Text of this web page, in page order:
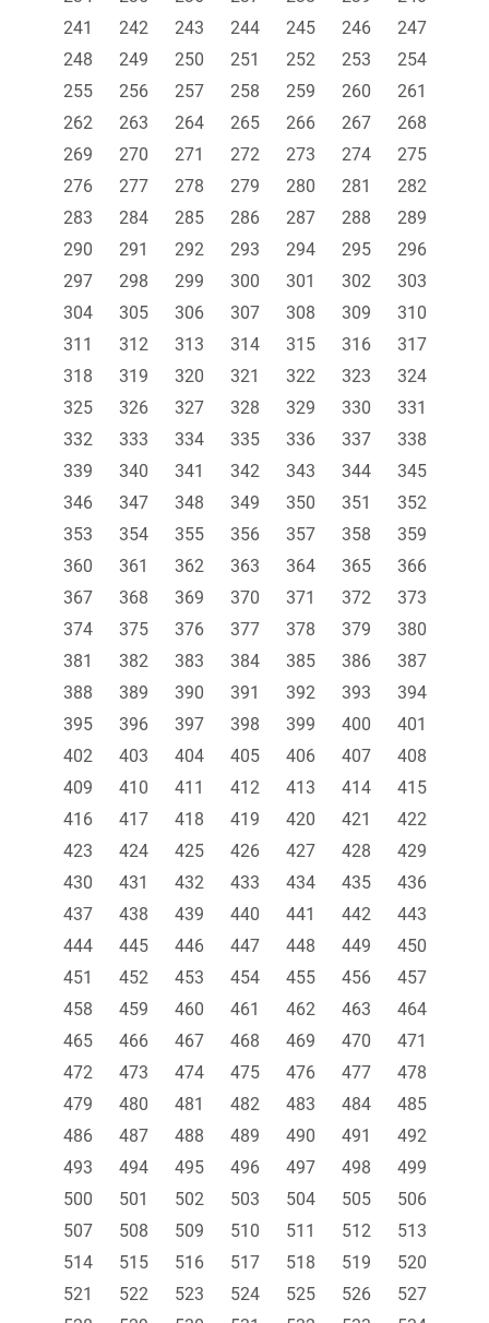
241
242 243 244 245 246
247
248
249 250 251 252 253
254
255
256 257 258 259 260
261
262
263 264 265 266 267
268
269
270 271 272 273 274
275
276
277 278 279 280 281
282
283
284 285 286 287 288
289
290
291 292 293 294 295
296
297
298 299 300 301 302
303
304
305 306 307 308 309
310
311
312 313 314 315 316
317
318
319 320 321 322 323
324
325
326 327 328 329 330
331
332
333 334 335 336 337
338
339
340 341 342 343 344
345
346
347 348 349 350 351
352
353
354 355 356 357 358
359
360
361 362 363 364 365
366
367
368 369 370 371 372
373
374
375 376 377 378 379
380
381
382 383 384 385 386
387
388
389 390 391 392 393
394
395
396 397 398 399 400
401
402
403 404 405 406 407
408
409
410 411 412 413 414
415
416
417 418 419 420 421
422
423
424 425 426 427 428
429
430
431 432 433 434 435
436
437
438 439 440 441 442
443
444
445 446 447 448 449
450
451
452 453 454 455 456
457
458
459 460 461 462 463
464
465
466 467 468 469 470
471
472
473 474 475 476 477
478
479
480 481 482 483 484
485
486
487 488 489 490 491
492
493
494 495 496 497 498
499
500
501 502 503 504 505
506
507
508 509 510 511 512
513
514
515 516 517 518 519
520
521
522 523 524 525 526
527